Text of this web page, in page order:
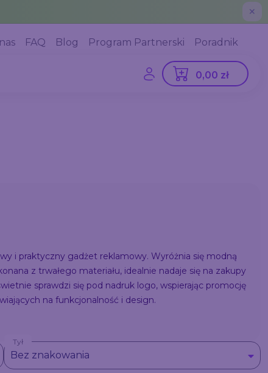
✕
FAQ Blog Program Partnerski Poradnik
0,00 zł
i praktyczny gadżet reklamowy. Wyróżnia się modną
z trwałego materiału, idealnie nadaje się na zakupy
sprawdzi się pod nadruk logo, wspierając promocję
na funkcjonalność i design.
Tył
Bez znakowania